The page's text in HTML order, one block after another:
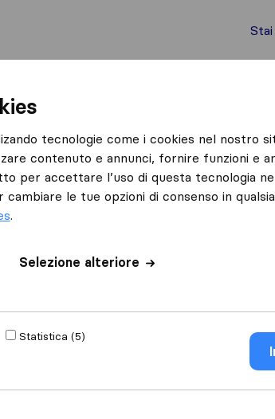
tecnologie come i cookies nel nostro
contenuto e annunci, fornire funzioni e
per accettare l’uso di questa tecnologia
le tue opzioni di consenso in
.
Selezione alteriore
Statistica (5)